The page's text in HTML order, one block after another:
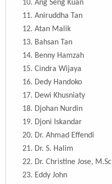
10. Ang Seng Kuan
11. Aniruddha Tan
12. Atan Malik
13. Bahsan Tan
14. Benny Hamzah
15. Cindra Wijaya
16. Dedy Handoko
17. Dewi Khusniaty
18. Djohan Nurdin
19. Djoni Iskandar
20. Dr. Ahmad Effendi
21. Dr. S. Halim
22. Dr. Christine Jose, M.Sc
23. Eddy John